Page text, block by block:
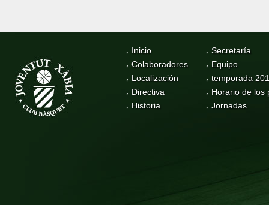
Inicio
Colaboradores
Localización
Directiva
Historia
Secretaría
Equipo
temporada
Horario de los
Jornadas